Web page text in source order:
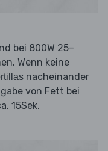
bei 800W 25–
Wenn keine
nacheinander
von Fett bei
15Sek.